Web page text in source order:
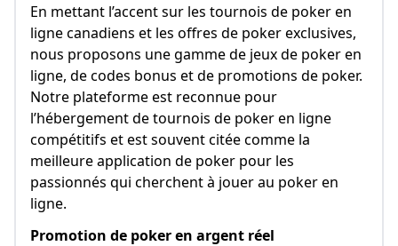
En mettant l’accent sur les tournois de poker en
ligne canadiens et les offres de poker exclusives,
nous proposons une gamme de jeux de poker en
ligne, de codes bonus et de promotions de poker.
Notre plateforme est reconnue pour
l’hébergement de tournois de poker en ligne
compétitifs et est souvent citée comme la
meilleure application de poker pour les
passionnés qui cherchent à jouer au poker en
ligne.
Promotion de poker en argent réel